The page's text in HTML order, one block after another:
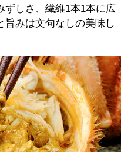
ずしさ、繊維1本1本に広
旨みは文句なしの美味し